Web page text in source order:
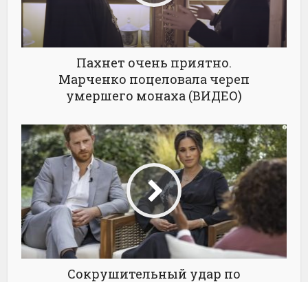
Пахнет очень приятно.
Марченко поцеловала череп
умершего монаха (ВИДЕО)
Сокрушительный удар по